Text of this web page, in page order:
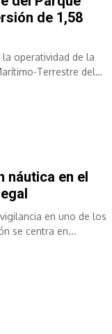
de 1,58
operatividad de la
Terrestre del
náutica en el
en uno de los
se centra en...